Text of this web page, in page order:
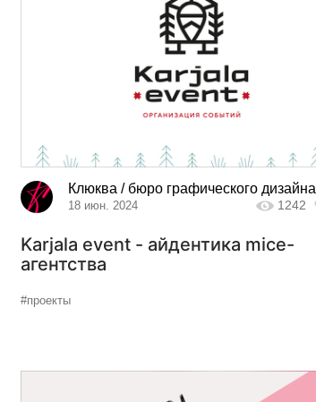
Клюква / бюро графического дизайна
18 июн. 2024 1242
Karjala event - айдентика mice-
агентства
#проекты